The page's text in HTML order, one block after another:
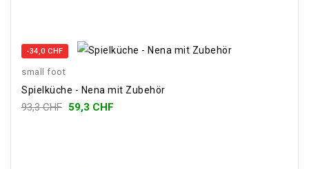
-34,0 CHF
small foot
Spielküche - Nena mit Zubehör
93,3 CHF 59,3 CHF